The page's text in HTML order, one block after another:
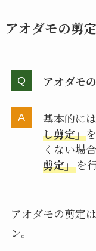
アオダモの剪
アオダモ
基本的に
し剪定」
くない場
剪定」を
アオダモの剪定
ン。